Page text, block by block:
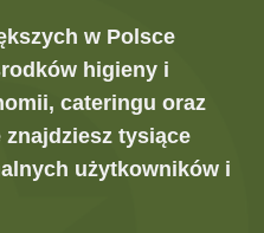
w Polsce
higieny i
cateringu oraz
znajdziesz tysiące
użytkowników i